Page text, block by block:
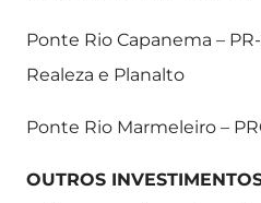
Ponte Rio Capanema –
Realeza e Planalto
Ponte Rio Marmeleiro –
OUTROS